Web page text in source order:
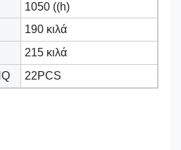
1050 ((h)
190 κιλά
215 κιλά
22PCS